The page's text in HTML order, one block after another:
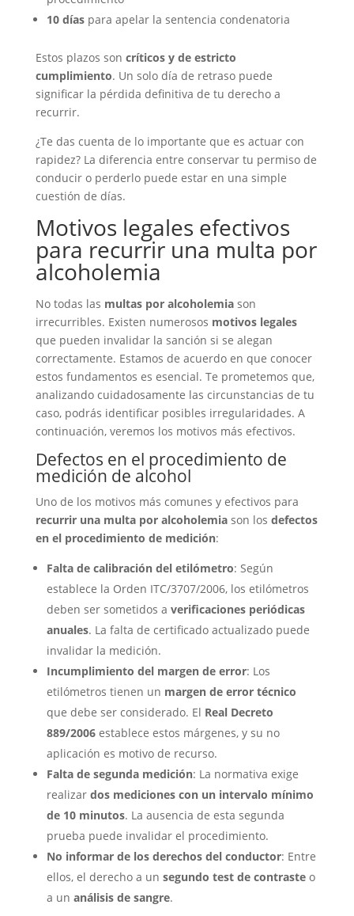
10 díaspara apelar la sentencia condenatoria
Estos plazos son críticos y de estricto
cumplimiento. Un solo día de retraso puede
significar la pérdida definitiva de tu derecho a
recurrir.
¿Te das cuenta de lo importante que es actuar con
rapidez? La diferencia entre conservar tu permiso de
conducir o perderlo puede estar en una simple
cuestión de días.
Motivos legales efectivos
para recurrir una multa por
alcoholemia
No todas las multas por alcoholemiason
irrecurribles. Existen numerosos motivos legales
que pueden invalidar la sanción si se alegan
correctamente. Estamos de acuerdo en que conocer
estos fundamentos es esencial. Te prometemos que,
analizando cuidadosamente las circunstancias de tu
caso, podrás identificar posibles irregularidades. A
continuación, veremos los motivos más efectivos.
Defectos en el procedimiento de
medición de alcohol
Uno de los motivos más comunes y efectivos para
recurrir una multa por alcoholemiason los defectos
en el procedimiento de medición:
Falta de calibración del etilómetro: Según
establece la Orden ITC/3707/2006, los etilómetros
deben ser sometidos a verificaciones periódicas
anuales. La falta de certificado actualizado puede
invalidar la medición.
Incumplimiento del margen de error: Los
etilómetros tienen un margen de error técnico
que debe ser considerado. El Real Decreto
889/2006establece estos márgenes, y su no
aplicación es motivo de recurso.
Falta de segunda medición: La normativa exige
realizar dos mediciones con un intervalo mínimo
de 10 minutos. La ausencia de esta segunda
prueba puede invalidar el procedimiento.
No informar de los derechos del conductor: Entre
ellos, el derecho a un segundo test de contrasteo
a un análisis de sangre.